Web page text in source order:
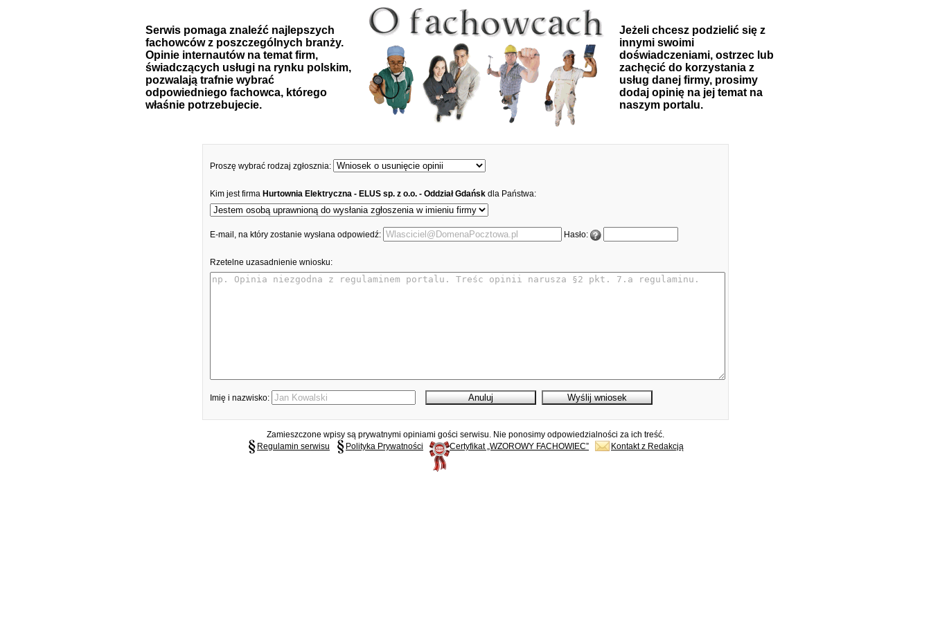
Serwis pomaga znaleźć najlepszych
fachowców z poszczególnych branży.
Opinie internautów na temat firm,
świadczących usługi na rynku polskim,
pozwalają trafnie wybrać
odpowiedniego fachowca, którego
właśnie potrzebujecie.
Jeżeli chcesz podzielić się z
innymi swoimi
doświadczeniami, ostrzec lub
zachęcić do korzystania z
usług danej firmy, prosimy
dodaj opinię na jej temat na
naszym portalu.
Proszę wybrać rodzaj zgłosznia:
Kim jest firma Hurtownia Elektryczna - ELUS sp. z o.o. - Oddział Gdańsk dla Państwa:
E-mail, na który zostanie wysłana odpowiedź: Hasło:
Rzetelne uzasadnienie wniosku:
Imię i nazwisko:
Zamieszczone wpisy są prywatnymi opiniami gości serwisu. Nie ponosimy odpowiedzialności za ich treść.
Regulamin serwisu
Polityka Prywatności Certyfikat „WZOROWY FACHOWIEC” Kontakt z Redakcją